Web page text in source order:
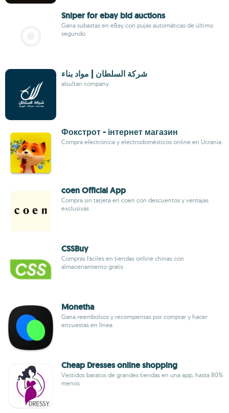
Sniper for ebay bid auctions
Gana subastas en eBay con pujas automáticas de último
segundo
شركة السلطان | مواد بناء
alsultan company
Фокстрот - інтернет магазин
Compra electrónica y electrodomésticos online en Ucrania
coen Official App
Compra sin tarjeta en coen con descuentos y ventajas
exclusivas
CSSBuy
Compras fáciles en tiendas online chinas con
almacenamiento gratis
Monetha
Gana reembolsos y recompensas por comprar y hacer
encuestas en línea
Cheap Dresses online shopping
Vestidos baratos de grandes tiendas en una app, hasta 80%
menos